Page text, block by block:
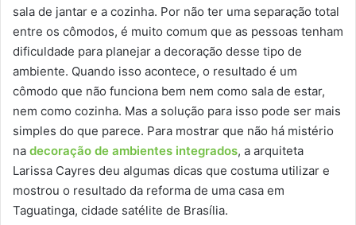
sala de jantar e a cozinha. Por não ter uma separação total
entre os cômodos, é muito comum que as pessoas tenham
dificuldade para planejar a decoração desse tipo de
ambiente. Quando isso acontece, o resultado é um
cômodo que não funciona bem nem como sala de estar,
nem como cozinha. Mas a solução para isso pode ser mais
simples do que parece. Para mostrar que não há mistério
na decoração de ambientes integrados, a arquiteta
Larissa Cayres deu algumas dicas que costuma utilizar e
mostrou o resultado da reforma de uma casa em
Taguatinga, cidade satélite de Brasília.